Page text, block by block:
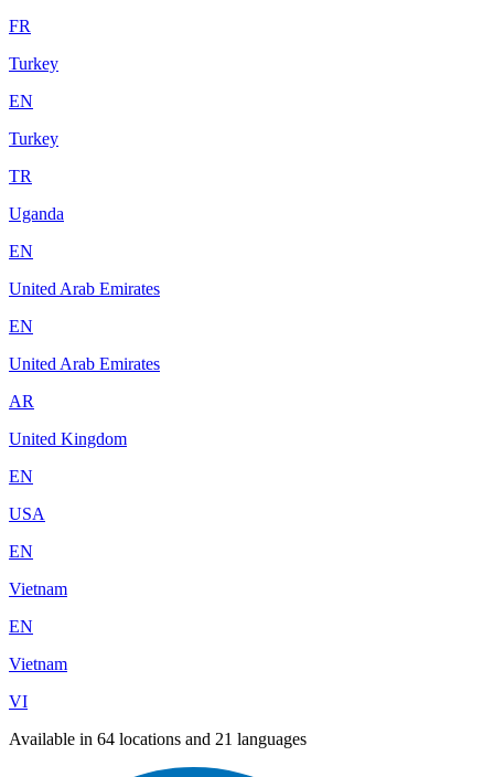
FR
Turkey
EN
Turkey
TR
Uganda
EN
United Arab Emirates
EN
United Arab Emirates
AR
United Kingdom
EN
USA
EN
Vietnam
EN
Vietnam
VI
Available in 64 locations and 21 languages